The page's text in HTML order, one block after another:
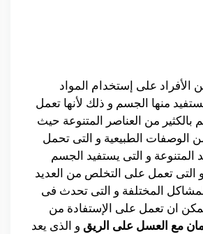
الأفراد على إستخدام المواد
منها الجسم و ذلك لأنها تعمل
من العناصر المتنوعة حيث
الوصفات الطبيعية و التى تحمل
المتنوعة و التى يستفيد الجسم
التى تعمل على التخلص من العديد
المختلفة و التى تحدث فى
ان تعمل على الإستفادة من
مع العسل على الريق و الذى يعد